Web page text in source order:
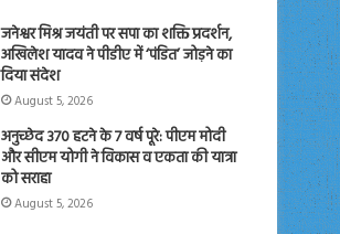
जनेश्वर मिश्र जयंती पर सपा का शक्ति प्रदर्शन,
अखिलेश यादव ने पीडीए में ‘पंडित’ जोड़ने का
दिया संदेश
August 5, 2026
अनुच्छेद 370 हटने के 7 वर्ष पूरे: पीएम मोदी
और सीएम योगी ने विकास व एकता की यात्रा
को सराहा
August 5, 2026